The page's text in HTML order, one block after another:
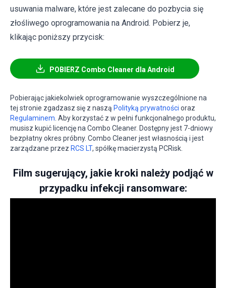
usuwania malware, które jest zalecane do pozbycia się
złośliwego oprogramowania na Android. Pobierz je,
klikając poniższy przycisk:
POBIERZ Combo Cleaner dla Android
Pobierając jakiekolwiek oprogramowanie wyszczególnione na
tej stronie zgadzasz się z naszą Polityką prywatności oraz
Regulaminem . Aby korzystać z w pełni funkcjonalnego produktu,
musisz kupić licencję na Combo Cleaner. Dostępny jest 7-dniowy
bezpłatny okres próbny. Combo Cleaner jest własnością i jest
zarządzane przez RCS LT, spółkę macierzystą PCRisk.
Film sugerujący, jakie kroki należy podjąć w
przypadku infekcji ransomware: